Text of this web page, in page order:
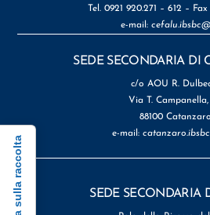
Tel. 0921 920.271 – 612 –
e-mail:
SEDE SECONDARIA DI
c/o AOU R.
Via T. Campanella,
88100 Catanzaro
e-mail:
SEDE SECONDARIA